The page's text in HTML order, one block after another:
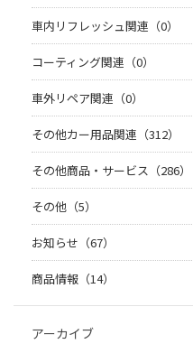
車内リフレッシュ関連（0）
コーティング関連（0）
車外リペア関連（0）
その他カー用品関連（312）
その他商品・サービス（286）
その他（5）
お知らせ（67）
商品情報（14）
アーカイブ